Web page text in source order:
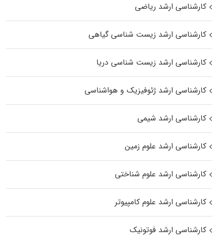
کارشناسی ارشد ریاضی
کارشناسی ارشد زیست‌ شناسی گیاهی
کارشناسی ارشد زیست‌ شناسی دریا
کارشناسی ارشد ژئوفیزیک و هواشناسی
کارشناسی ارشد شیمی
کارشناسی ارشد علوم زمین
کارشناسی ارشد علوم شناختی
کارشناسی ارشد علوم کامپیوتر
کارشناسی ارشد فوتونیک